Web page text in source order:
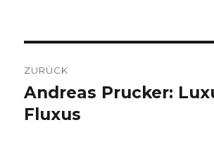
ZURÜCK
Vorheriger
Beitrag:
Andreas Prucker:
Fluxus